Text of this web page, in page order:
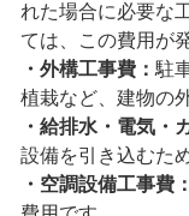
れた場合に必要な
ては、この費用が
・外構工事費： 駐
植栽など、建物の
・給排水・電気・
設備を引き込むた
・空調設備工事費：